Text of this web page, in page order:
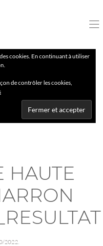
cookies. En continuant à utiliser
de contrôler les cookies,
HAUTE
2022.